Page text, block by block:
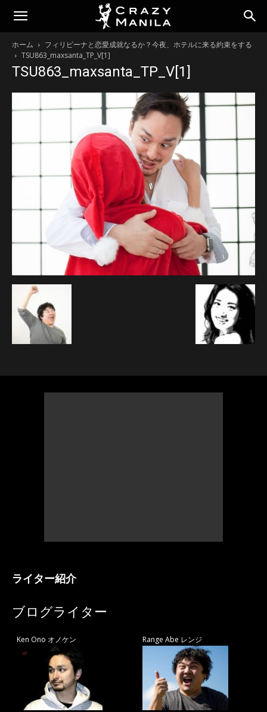
ホーム
フィリピーナと恋愛成就なるか？今夜、ホテルに来る約束をする
TSU863_maxsanta_TP_V[1]
TSU863_maxsanta_TP_V[1]
ライター紹介
ブログライター
Ken Ono オノケン Range Abe レンジ